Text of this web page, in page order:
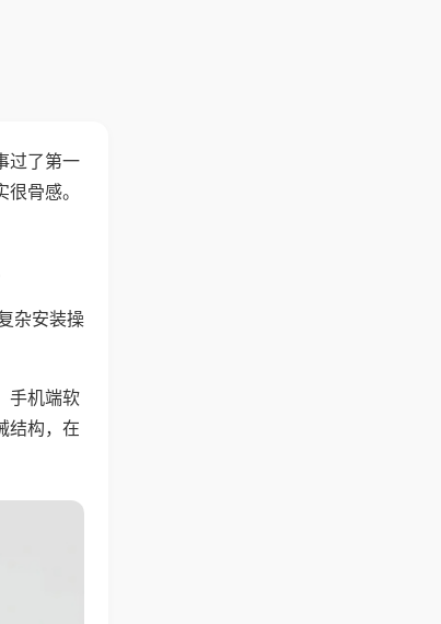
过了第一
骨感。
杂安装操
手机端软
结构，在